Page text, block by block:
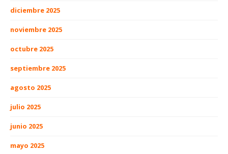
diciembre 2025
noviembre 2025
octubre 2025
septiembre 2025
agosto 2025
julio 2025
junio 2025
mayo 2025